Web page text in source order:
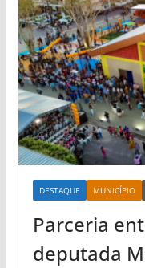
DESTAQUE MUNICÍPIO
Parceria
deputada